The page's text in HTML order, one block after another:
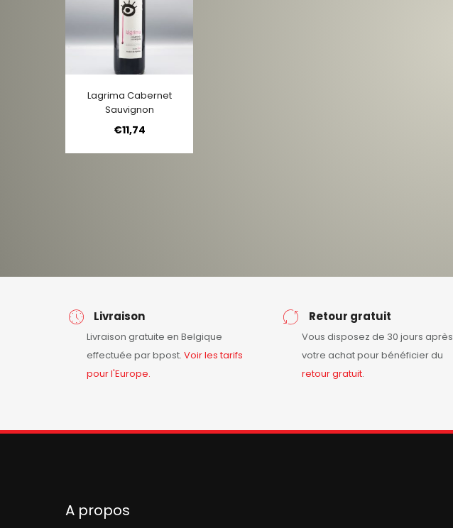
Lagrima Cabernet
Sauvignon
€11,74
Livraison
Livraison gratuite en Belgique
effectuée par bpost. Voir les tarifs
pour l'Europe.
Retour gratuit
Vous disposez de 30 jours après
votre achat pour bénéficier du
retourgratuit.
A propos